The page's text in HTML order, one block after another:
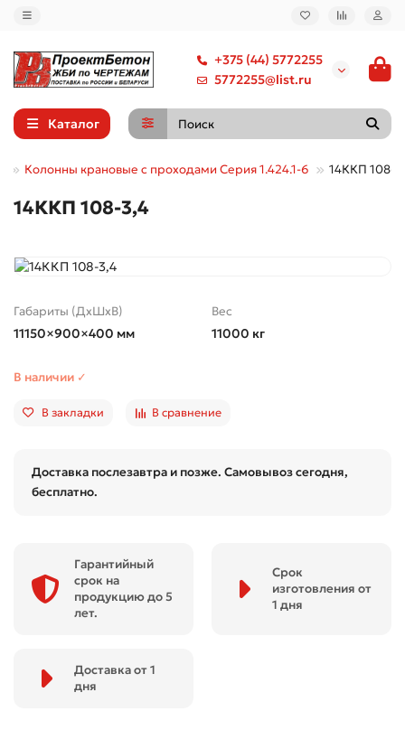
+375 (44) 5772255
5772255@list.ru
Каталог
Колонны крановые с проходами Серия 1.424.1-6 14ККП 108-
14ККП 108-3,4
Габариты (ДхШхВ)
11150×900×400 мм
Вес
11000 кг
В наличии ✓
В закладки В сравнение
Доставка послезавтра и позже. Самовывоз сегодня,
бесплатно.
Гарантийный
срок на
продукцию до 5
лет.
Срок
изготовления от
1 дня
Доставка от 1
дня